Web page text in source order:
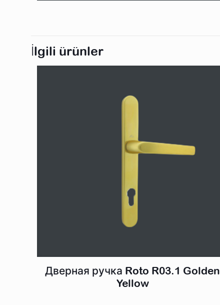
İlgili ürünler
Дверная ручка Roto R03.1 Golden
Yellow